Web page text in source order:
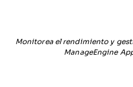
Monitorea el rendimiento y
ManageEngine